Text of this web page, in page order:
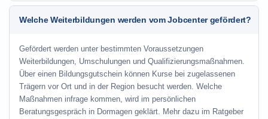
Welche Weiterbildungen werden vom Jobcenter gefördert?
Gefördert werden unter bestimmten Voraussetzungen
Weiterbildungen, Umschulungen und Qualifizierungsmaßnahmen.
Über einen Bildungsgutschein können Kurse bei zugelassenen
Trägern vor Ort und in der Region besucht werden. Welche
Maßnahmen infrage kommen, wird im persönlichen
Beratungsgespräch in Dormagen geklärt. Mehr dazu im Ratgeber